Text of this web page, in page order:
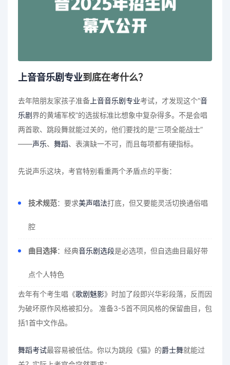
上音音乐剧专业到底在考什么？
去年陪朋友家孩子准备 上音音乐剧专业考试，才发现这个”音
乐剧界的黄埔军校”的选拔标准比想象中复杂得多。不是会唱
两首歌、跳段舞就能过关的，他们要找的是”三项全能战士”
——声乐、 舞蹈、表演缺一不可，而且每项都有硬指标。
先说声乐这块，考官特别看重两个矛盾点的平衡：
技术规范：要求美声唱法打底，但又要能灵活切换通俗唱
腔
曲目选择：经典音乐剧选段是必选项，但自选曲目最好带
点个人特色
去年有个考生唱《歌剧魅影》时加了段即兴华彩段落，反而因
为破坏原作风格被扣分。 准备3-5首不同风格的保留曲目，包
括1首中文作品。
舞蹈考试最容易被低估。你以为跳段《猫》的爵士舞就能过